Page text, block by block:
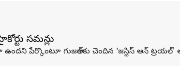
సమన్లు
పేర్కొంటూ గుజరాత్‌కు చెందిన 'జస్టిస్ ఆన్ ట్రయల్'